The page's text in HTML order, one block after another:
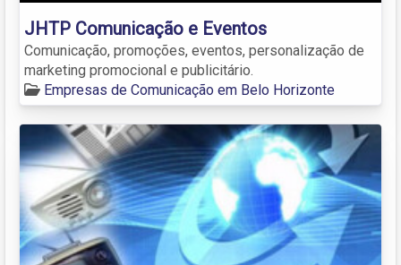
JHTP Comunicação e Eventos
Comunicação, promoções, eventos, personalização de
marketing promocional e publicitário.
Empresas de Comunicação em Belo Horizonte